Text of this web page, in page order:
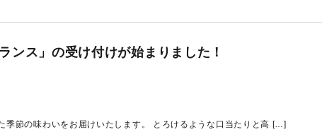
ンス」の受け付けが始まりました！
季節の味わいをお届けいたします。 とろけるような口当たりと高 […]